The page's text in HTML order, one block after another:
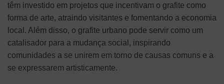
têm investido em projetos que incentivam o grafite como
forma de arte, atraindo visitantes e fomentando a economia
local. Além disso, o grafite urbano pode servir como um
catalisador para a mudança social, inspirando
comunidades a se unirem em torno de causas comuns e a
se expressarem artisticamente.